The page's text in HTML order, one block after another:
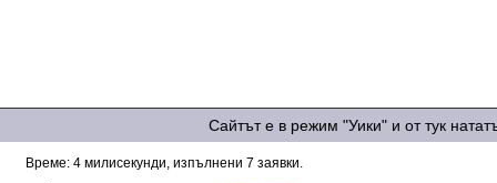
Сайтът е в режим "Уики" и от тук
Време: 4 милисекунди, изпълнени 7 заявки.